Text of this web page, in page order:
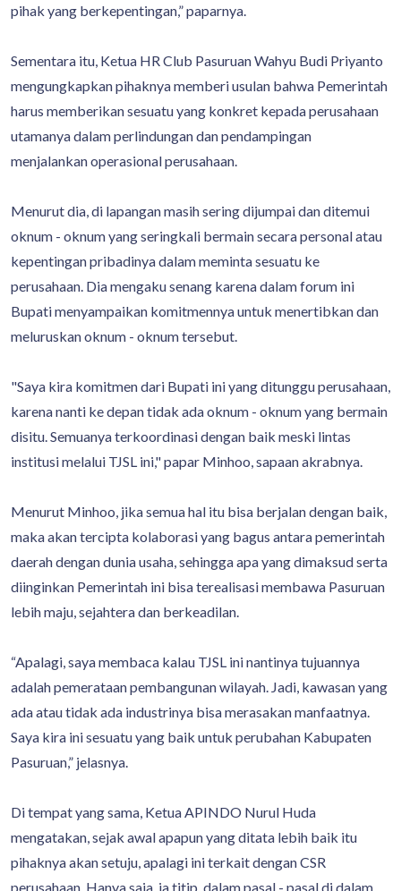
pihak yang berkepentingan,” paparnya.
Sementara itu, Ketua HR Club Pasuruan Wahyu Budi Priyanto
mengungkapkan pihaknya memberi usulan bahwa Pemerintah
harus memberikan sesuatu yang konkret kepada perusahaan
utamanya dalam perlindungan dan pendampingan
menjalankan operasional perusahaan.
Menurut dia, di lapangan masih sering dijumpai dan ditemui
oknum - oknum yang seringkali bermain secara personal atau
kepentingan pribadinya dalam meminta sesuatu ke
perusahaan. Dia mengaku senang karena dalam forum ini
Bupati menyampaikan komitmennya untuk menertibkan dan
meluruskan oknum - oknum tersebut.
"Saya kira komitmen dari Bupati ini yang ditunggu perusahaan,
karena nanti ke depan tidak ada oknum - oknum yang bermain
disitu. Semuanya terkoordinasi dengan baik meski lintas
institusi melalui TJSL ini," papar Minhoo, sapaan akrabnya.
Menurut Minhoo, jika semua hal itu bisa berjalan dengan baik,
maka akan tercipta kolaborasi yang bagus antara pemerintah
daerah dengan dunia usaha, sehingga apa yang dimaksud serta
diinginkan Pemerintah ini bisa terealisasi membawa Pasuruan
lebih maju, sejahtera dan berkeadilan.
“Apalagi, saya membaca kalau TJSL ini nantinya tujuannya
adalah pemerataan pembangunan wilayah. Jadi, kawasan yang
ada atau tidak ada industrinya bisa merasakan manfaatnya.
Saya kira ini sesuatu yang baik untuk perubahan Kabupaten
Pasuruan,” jelasnya.
Di tempat yang sama, Ketua APINDO Nurul Huda
mengatakan, sejak awal apapun yang ditata lebih baik itu
pihaknya akan setuju, apalagi ini terkait dengan CSR
perusahaan. Hanya saja, ia titip, dalam pasal - pasal di dalam